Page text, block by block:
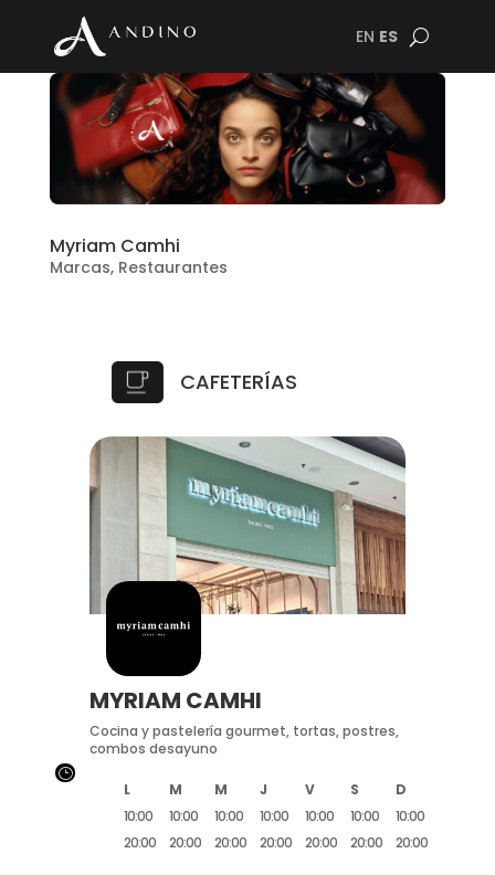
EN ES
Myriam Camhi
Marcas, Restaurantes
CAFETERÍAS
MYRIAM CAMHI
Cocina y pastelería gourmet, tortas, postres,
combos desayuno
L M M J V S
D
10:00
20:00
10:00
20:00
10:00
20:00
10:00
20:00
10:00
20:00
10:00
20:00
10:00
20:00
}